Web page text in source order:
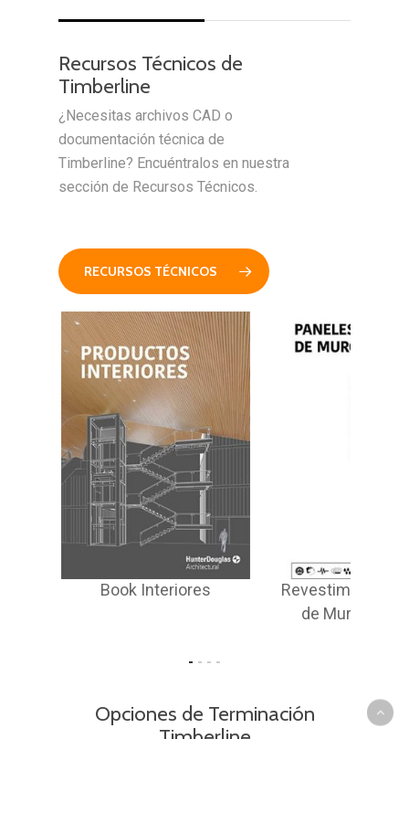
Recursos Técnicos de
Timberline
¿Necesitas archivos CAD o
documentación técnica de
Timberline? Encuéntralos en nuestra
sección de Recursos Técnicos.
RECURSOS TÉCNICOS
Book Interiores
Revestimientos
de Muro -
Opciones de Terminación
Timberline